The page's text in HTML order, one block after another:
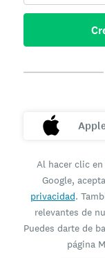
Al hacer clic
Google,
privacidad.
relevantes de
Puedes darte de
página